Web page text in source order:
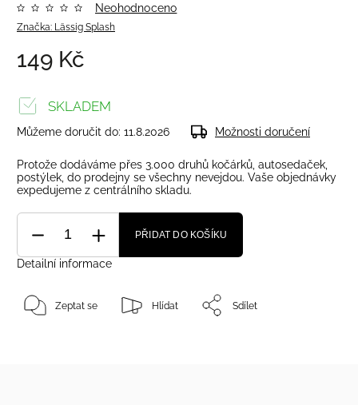
Značka: Lässig Splash
Neohodnoceno
149 Kč
SKLADEM
Můžeme doručit do: 11.8.2026 Možnosti doručení
Protože dodáváme přes 3.000 druhů kočárků, autosedaček,
postýlek, do prodejny se všechny nevejdou. Vaše objednávky
expedujeme z centrálního skladu.
PŘIDAT DO KOŠÍKU
Detailní informace
Zeptat se Hlídat Sdílet